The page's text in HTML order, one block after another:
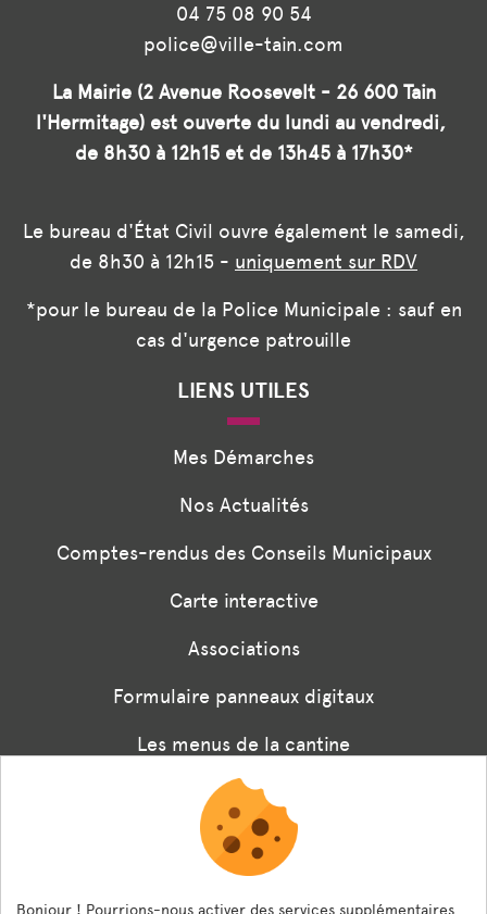
04 75 08 90 54
police@ville-tain.com
La Mairie (2 Avenue Roosevelt - 26 600 Tain
l'Hermitage) est ouverte du lundi au vendredi,
de 8h30 à 12h15 et de 13h45 à 17h30*
Le bureau d'État Civil ouvre également le samedi,
de 8h30 à 12h15 - uniquement sur RDV
*pour le bureau de la Police Municipale : sauf en
cas d'urgence patrouille
LIENS UTILES
Mes Démarches
Nos Actualités
Comptes-rendus des Conseils Municipaux
Carte interactive
Associations
Formulaire panneaux digitaux
Les menus de la cantine
Documents règlementaires
ESPACE AGENT
Bonjour ! Pourrions-nous activer des services supplémentaires